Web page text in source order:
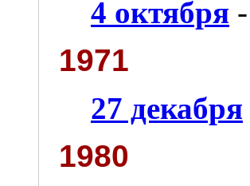
4 октября
1971
27 декабря
1980